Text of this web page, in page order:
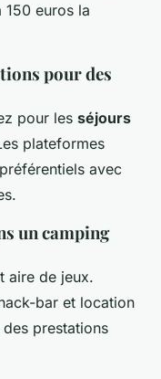
euros la
pour des
pour les séjours
plateformes
avec
un camping
aire de jeux.
bar et location
prestations